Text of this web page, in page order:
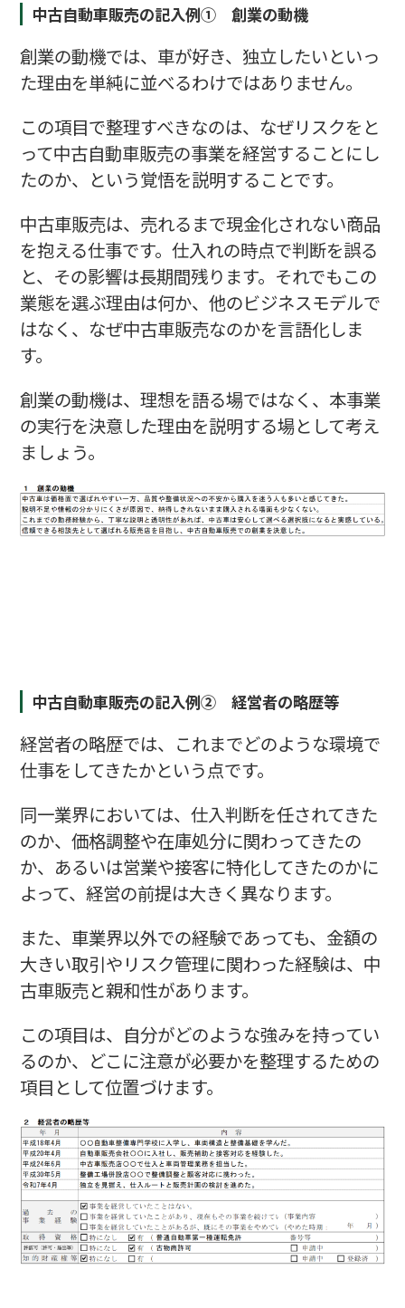
中古自動車販売の記入例① 創業の動機
創業の動機では、車が好き、独立したいといっ
た理由を単純に並べるわけではありません。
この項目で整理すべきなのは、なぜリスクをと
って中古自動車販売の事業を経営することにし
たのか、という覚悟を説明することです。
中古車販売は、売れるまで現金化されない商品
を抱える仕事です。仕入れの時点で判断を誤る
と、その影響は長期間残ります。それでもこの
業態を選ぶ理由は何か、他のビジネスモデルで
はなく、なぜ中古車販売なのかを言語化しま
す。
創業の動機は、理想を語る場ではなく、本事業
の実行を決意した理由を説明する場として考え
ましょう。
中古自動車販売の記入例② 経営者の略歴等
経営者の略歴では、これまでどのような環境で
仕事をしてきたかという点です。
同一業界においては、仕入判断を任されてきた
のか、価格調整や在庫処分に関わってきたの
か、あるいは営業や接客に特化してきたのかに
よって、経営の前提は大きく異なります。
また、車業界以外での経験であっても、金額の
大きい取引やリスク管理に関わった経験は、中
古車販売と親和性があります。
この項目は、自分がどのような強みを持ってい
るのか、どこに注意が必要かを整理するための
項目として位置づけます。